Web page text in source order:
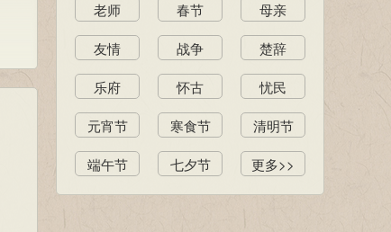
老师 春节 母亲
友情 战争 楚辞
乐府 怀古 忧民
元宵节 寒食节 清明节
端午节 七夕节 更多>>